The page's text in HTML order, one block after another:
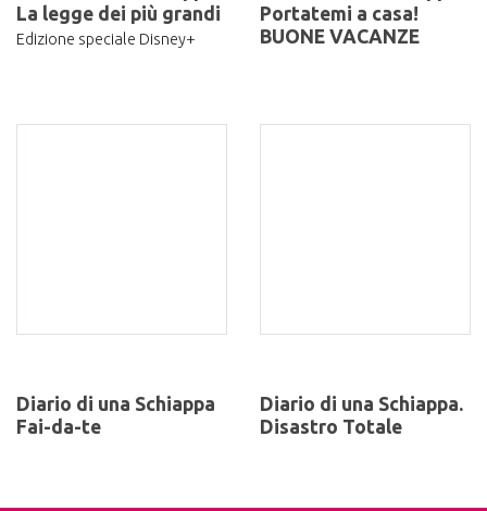
La legge dei più grandi
Edizione speciale Disney+
Portatemi a casa!
BUONE VACANZE
Diario di una Schiappa
Fai-da-te
Diario di una Schiappa.
Disastro Totale